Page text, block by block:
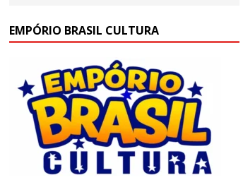
EMPÓRIO BRASIL CULTURA